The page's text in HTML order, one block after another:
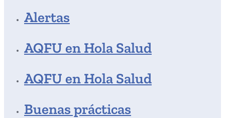
Alertas
AQFU en Hola Salud
AQFU en Hola Salud
Buenas prácticas